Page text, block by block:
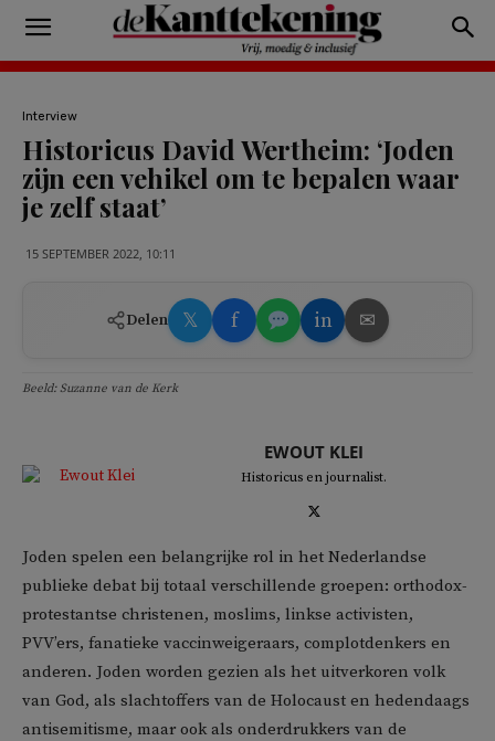
Interview
Historicus David Wertheim: ‘Joden
zijn een vehikel om te bepalen waar
je zelf staat’
15 SEPTEMBER 2022, 10:11
Delen 𝕏 f in ✉
Beeld: Suzanne van de Kerk
EWOUT KLEI
Historicus en journalist.
Joden spelen een belangrijke rol in het Nederlandse
publieke debat bij totaal verschillende groepen: orthodox-
protestantse christenen, moslims, linkse activisten,
PVV’ers, fanatieke vaccinweigeraars, complotdenkers en
anderen. Joden worden gezien als het uitverkoren volk
van God, als slachtoffers van de Holocaust en hedendaags
antisemitisme, maar ook als onderdrukkers van de